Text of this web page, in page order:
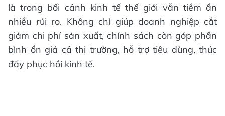
là trong bối cảnh kinh tế thế giới vẫn tiềm ẩn
nhiều rủi ro. Không chỉ giúp doanh nghiệp cắt
giảm chi phí sản xuất, chính sách còn góp phần
bình ổn giá cả thị trường, hỗ trợ tiêu dùng, thúc
đẩy phục hồi kinh tế.